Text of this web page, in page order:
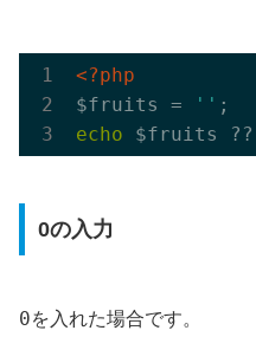
<?php
$fruits =
''
echo $fruits ??
0の入力
0を入れた場合です。